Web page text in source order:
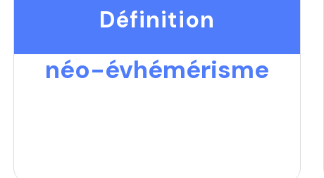
Définition
néo-évhémérisme